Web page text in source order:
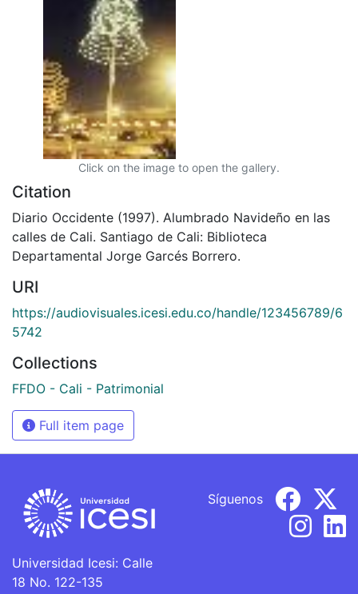
Click on the image to open the gallery.
Citation
Diario Occidente (1997). Alumbrado Navideño en las
calles de Cali. Santiago de Cali: Biblioteca
Departamental Jorge Garcés Borrero.
URI
https://audiovisuales.icesi.edu.co/handle/123456789/6
5742
Collections
FFDO - Cali - Patrimonial
Full item page
Universidad Icesi: Calle
18 No. 122-135
Síguenos